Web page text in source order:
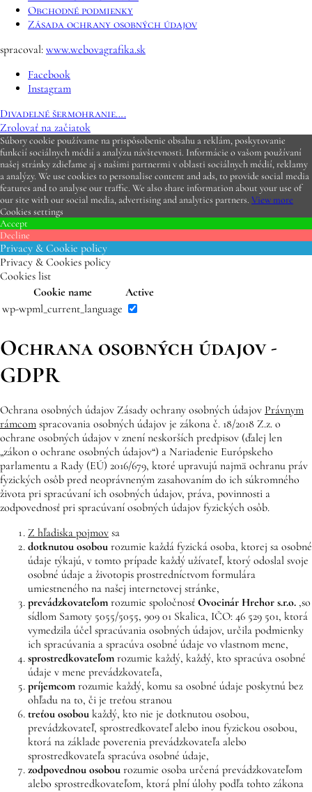
Obchodné podmienky
Zásada ochrany osobných údajov
spracoval: www.webovagrafika.sk
Facebook
Instagram
Divadelné šermohranie….
Zrolovať na začiatok
Súbory cookie používame na prispôsobenie obsahu a reklám, poskytovanie
funkcií sociálnych médií a analýzu návštevnosti. Informácie o vašom používaní
našej stránky zdieľame aj s našimi partnermi v oblasti sociálnych médií, reklamy
a analýzy. We use cookies to personalise content and ads, to provide social media
features and to analyse our traffic. We also share information about your use of
our site with our social media, advertising and analytics partners. View more
Cookies settings
Accept
Decline
Privacy & Cookie policy
Privacy & Cookies policy
Cookies list
Cookie name
Active
wp-wpml_current_language
Ochrana osobných údajov -
GDPR
Ochrana osobných údajov Zásady ochrany osobných údajov Právnym
rámcom spracovania osobných údajov je zákona č. 18/2018 Z.z. o
ochrane osobných údajov v znení neskorších predpisov (ďalej len
„zákon o ochrane osobných údajov“) a Nariadenie Európskeho
parlamentu a Rady (EÚ) 2016/679, ktoré upravujú najmä ochranu práv
fyzických osôb pred neoprávneným zasahovaním do ich súkromného
života pri spracúvaní ich osobných údajov, práva, povinnosti a
zodpovednosť pri spracúvaní osobných údajov fyzických osôb.
Z hľadiska pojmov sa
dotknutou osobou rozumie každá fyzická osoba, ktorej sa osobné
údaje týkajú, v tomto prípade každý užívateľ, ktorý odoslal svoje
osobné údaje a životopis prostredníctvom formulára
umiestneného na našej internetovej stránke,
prevádzkovateľom rozumie spoločnosť Ovocinár Hrehor s.r.o. ,so
sídlom Samoty 5055/5055, 909 01 Skalica, IČO: 46 529 501, ktorá
vymedzila účel spracúvania osobných údajov, určila podmienky
ich spracúvania a spracúva osobné údaje vo vlastnom mene,
sprostredkovateľom rozumie každý, každý, kto spracúva osobné
údaje v mene prevádzkovateľa,
príjemcom rozumie každý, komu sa osobné údaje poskytnú bez
ohľadu na to, či je treťou stranou
treťou osobou každý, kto nie je dotknutou osobou,
prevádzkovateľ, sprostredkovateľ alebo inou fyzickou osobou,
ktorá na základe poverenia prevádzkovateľa alebo
sprostredkovateľa spracúva osobné údaje,
zodpovednou osobou rozumie osoba určená prevádzkovateľom
alebo sprostredkovateľom, ktorá plní úlohy podľa tohto zákona